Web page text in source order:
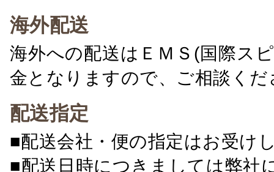
海外配送
海外への配送はＥＭＳ(国際ス
金となりますので、ご相談くだ
配送指定
■配送会社・便の指定はお受け
■配送日時につきましては弊社